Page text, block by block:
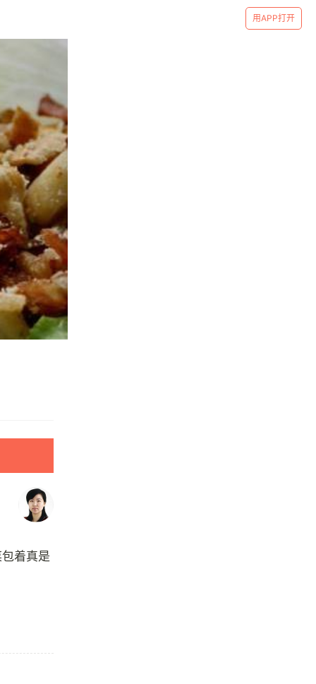
用APP打开
着真是